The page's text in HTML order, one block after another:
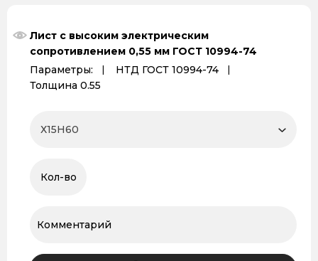
Лист с высоким электрическим
сопротивлением 0,55 мм ГОСТ 10994-74
Параметры:
НТД ГОСТ 10994-74
Толщина 0.55